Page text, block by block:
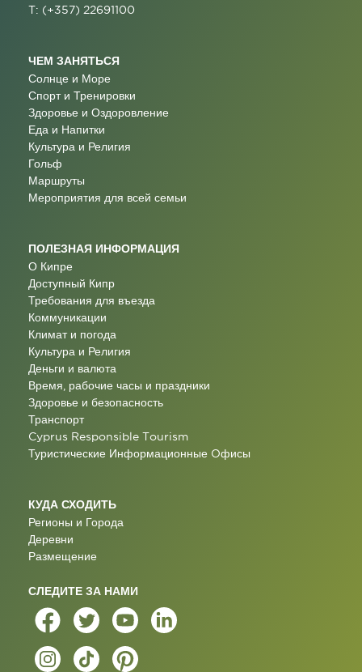
T: (+357) 22691100
ЧЕМ ЗАНЯТЬСЯ
Солнце и Море
Спорт и Тренировки
Здоровье и Оздоровление
Еда и Напитки
Культура и Религия
Гольф
Маршруты
Мероприятия для всей семьи
ПОЛЕЗНАЯ ИНФОРМАЦИЯ
О Кипре
Доступный Кипр
Требования для въезда
Коммуникации
Климат и погода
Культура и Религия
Деньги и валюта
Время, рабочие часы и праздники
Здоровье и безопасность
Транспорт
Cyprus Responsible Tourism
Туристические Информационные Oфисы
КУДА СХОДИТЬ
Регионы и Города
Деревни
Размещение
СЛЕДИТЕ ЗА НАМИ